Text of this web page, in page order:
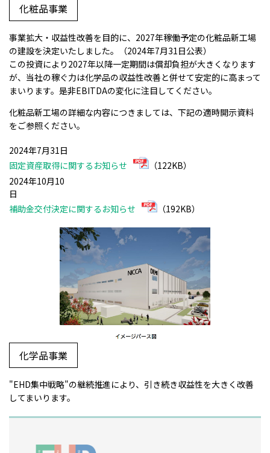
化粧品事業
事業拡大・収益性改善を目的に、2027年稼働予定の化粧品新工場
の建設を決定いたしました。（2024年7月31日公表）
この投資により2027年以降一定期間は償却負担が大きくなります
が、当社の稼ぐ力は化学品の収益性改善と併せて安定的に高まって
まいります。是非EBITDAの変化に注目してください。
化粧品新工場の詳細な内容につきましては、下記の適時開示資料
をご参照ください。
2024年7月31日
固定資産取得に関するお知らせ
（122KB）
2024年10月10
日
補助金交付決定に関するお知らせ
（192KB）
化学品事業
"EHD集中戦略"の継続推進により、引き続き収益性を大きく改善
してまいります。